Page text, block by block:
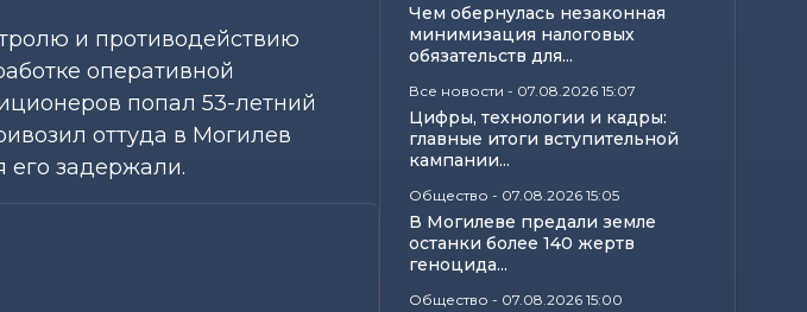
и противодействию
оперативной
попал 53-летний
оттуда в Могилев
его задержали.
Чем обернулась незаконная
минимизация налоговых
обязательств для...
Все новости - 07.08.2026 15:07
Цифры, технологии и кадры:
главные итоги вступительной
кампании...
Общество - 07.08.2026 15:05
В Могилеве предали земле
останки более 140 жертв
геноцида...
Общество - 07.08.2026 15:00